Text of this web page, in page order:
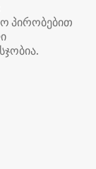
პირობებით